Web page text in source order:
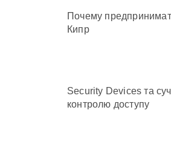
Почему
Кипр
Security Devices та
контролю доступу